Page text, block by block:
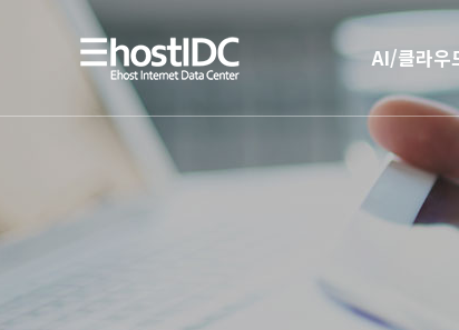
AI/클라우
AI 인프라
AI 전용 서버호